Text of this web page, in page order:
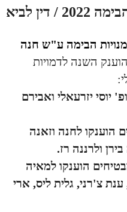
2022 / דין לביא
הבימה ע"ש חנה
הוענק השנה לדמויות
יוסי יזרעאלי ואבירם
הוענקו לחנה וזאנה
ולרננה רז.
הוענקו למאיה
ענת צ'רני, גלית ליס, ארי